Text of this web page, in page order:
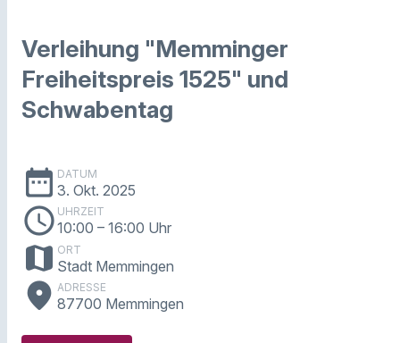
Verleihung "Memminger
Freiheitspreis 1525" und
Schwabentag
date_range DATUM
3. Okt. 2025
schedule UHRZEIT
10:00 – 16:00 Uhr
map ORT
Stadt Memmingen
place ADRESSE
87700 Memmingen